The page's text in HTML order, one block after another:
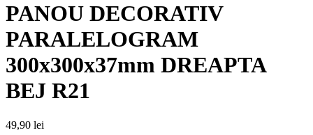
PANOU DECORATIV
PARALELOGRAM
300x300x37mm DREAPTA
BEJ R21
49,90 lei